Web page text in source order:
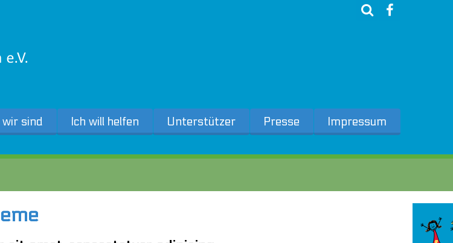
sind Ich will helfen Unterstützer Presse Impressum